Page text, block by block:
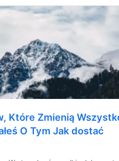
Które Zmienią
O Tym Jak dostać